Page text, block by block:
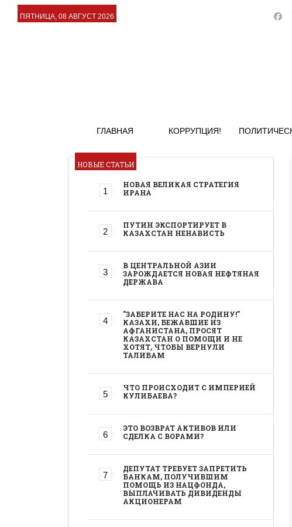
ПЯТНИЦА, 08 АВГУСТ 2026
ГЛАВНАЯ КОРРУПЦИЯ!
НОВЫЕ СТАТЬИ
НОВАЯ ВЕЛИКАЯ СТРАТЕГИЯ
ИРАНА
ПУТИН ЭКСПОРТИРУЕТ В
КАЗАХСТАН НЕНАВИСТЬ
В ЦЕНТРАЛЬНОЙ АЗИИ
ЗАРОЖДАЕТСЯ НОВАЯ НЕФТЯНАЯ
ДЕРЖАВА
"ЗАБЕРИТЕ НАС НА РОДИНУ!"
КАЗАХИ, БЕЖАВШИЕ ИЗ
АФГАНИСТАНА, ПРОСЯТ
КАЗАХСТАН О ПОМОЩИ И НЕ
ХОТЯТ, ЧТОБЫ ВЕРНУЛИ
ТАЛИБАМ
ЧТО ПРОИСХОДИТ С ИМПЕРИЕЙ
КУЛИБАЕВА?
ЭТО ВОЗВРАТ АКТИВОВ ИЛИ
СДЕЛКА С ВОРАМИ?
ДЕПУТАТ ТРЕБУЕТ ЗАПРЕТИТЬ
БАНКАМ, ПОЛУЧИВШИМ
ПОМОЩЬ ИЗ НАЦФОНДА,
ВЫПЛАЧИВАТЬ ДИВИДЕНДЫ
АКЦИОНЕРАМ